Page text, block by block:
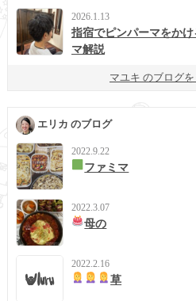
2026.1.13
指宿でピンパーマをか
マ解説
マユキ のブログ
エリカ のブログ
2022.9.22
ファミマ
2022.3.07
母の
2022.2.16
草